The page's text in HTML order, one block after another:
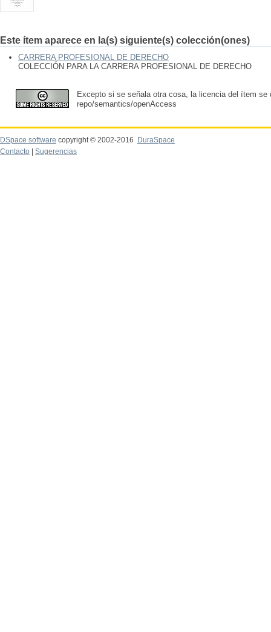
Este ítem aparece en la(s) siguiente(s) colección(ones)
CARRERA PROFESIONAL DE DERECHO
COLECCIÓN PARA LA CARRERA PROFESIONAL DE DERECHO
Excepto si se señala otra cosa, la licencia del ítem se
repo/semantics/openAccess
DSpace software copyright © 2002-2016
DuraSpace
Contacto
Sugerencias